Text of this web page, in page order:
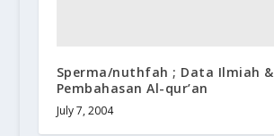
Sperma/nuthfah ; Data Ilmiah &
Pembahasan Al-qur’an
July 7, 2004